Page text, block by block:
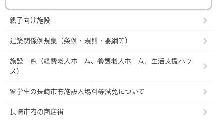
親子向け施設
建築関係例規集（条例・規則・要綱等）
施設一覧（軽費老人ホーム、養護老人ホーム、生活支援ハウ
ス）
留学生の長崎市有施設入場料等減免について
長崎市内の商店街